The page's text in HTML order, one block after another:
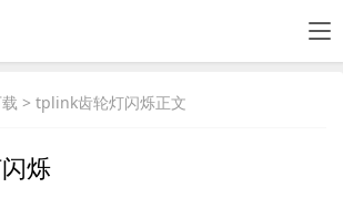
> tplink齿轮灯闪烁正文
烁